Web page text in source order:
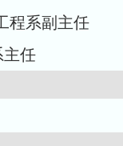
程系副主任
主任